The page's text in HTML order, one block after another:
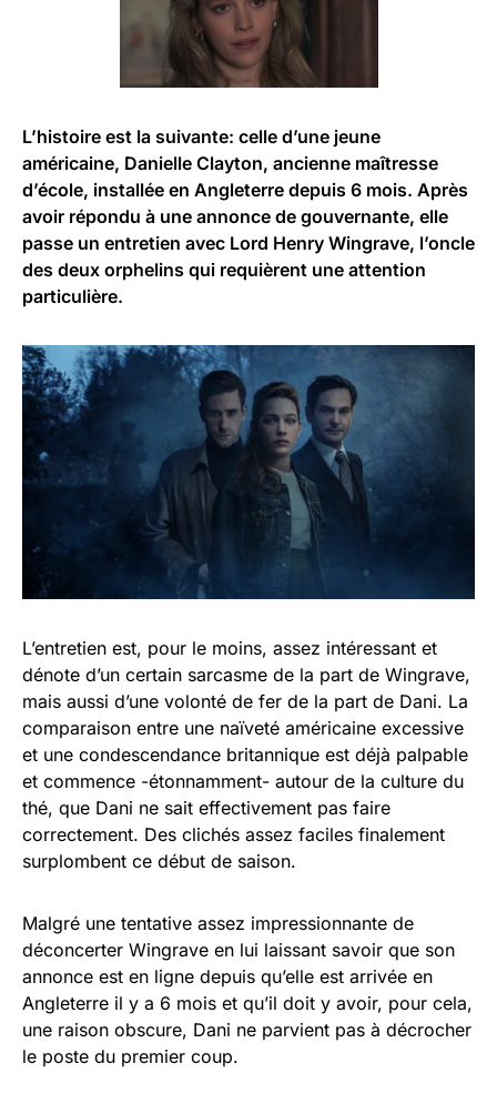
L’histoire est la suivante: celle d’une jeune
américaine, Danielle Clayton, ancienne maîtresse
d’école, installée en Angleterre depuis 6 mois. Après
avoir répondu à une annonce de gouvernante, elle
passe un entretien avec Lord Henry Wingrave, l’oncle
des deux orphelins qui requièrent une attention
particulière.
L’entretien est, pour le moins, assez intéressant et
dénote d’un certain sarcasme de la part de Wingrave,
mais aussi d’une volonté de fer de la part de Dani. La
comparaison entre une naïveté américaine excessive
et une condescendance britannique est déjà palpable
et commence -étonnamment- autour de la culture du
thé, que Dani ne sait effectivement pas faire
correctement. Des clichés assez faciles finalement
surplombent ce début de saison.
Malgré une tentative assez impressionnante de
déconcerter Wingrave en lui laissant savoir que son
annonce est en ligne depuis qu’elle est arrivée en
Angleterre il y a 6 mois et qu’il doit y avoir, pour cela,
une raison obscure, Dani ne parvient pas à décrocher
le poste du premier coup.